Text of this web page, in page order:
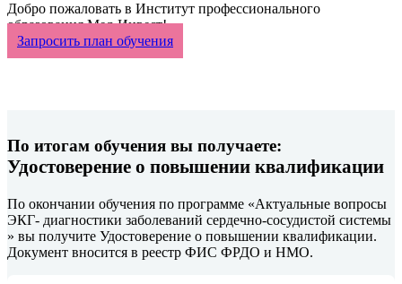
Добро пожаловать в Институт профессионального
образования Мед-Инвест!
Запросить план обучения
По итогам обучения вы получаете:
Удостоверение о повышении квалификации
По окончании обучения по программе «Актуальные вопросы
ЭКГ- диагностики заболеваний сердечно-сосудистой системы
» вы получите Удостоверение о повышении квалификации.
Документ вносится в реестр ФИС ФРДО и НМО.